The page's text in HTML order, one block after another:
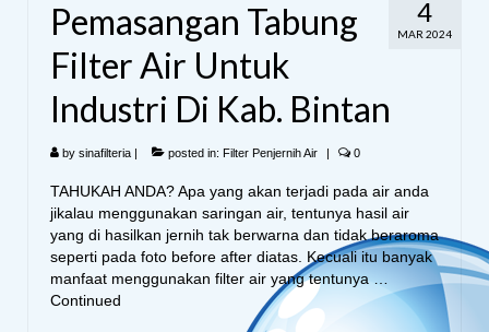
4
MAR 2024
Pemasangan Tabung
Filter Air Untuk
Industri Di Kab. Bintan
by sinafilteria | posted in: Filter Penjernih Air | 0
TAHUKAH ANDA? Apa yang akan terjadi pada air anda
jikalau menggunakan saringan air, tentunya hasil air
yang di hasilkan jernih tak berwarna dan tidak beraroma
seperti pada foto before after diatas. Kecuali itu banyak
manfaat menggunakan filter air yang tentunya …
Continued